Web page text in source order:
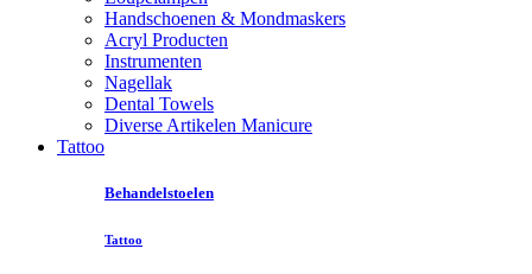
Handschoenen & Mondmaskers
Acryl Producten
Instrumenten
Nagellak
Dental Towels
Diverse Artikelen Manicure
Tattoo
Behandelstoelen
Tattoo